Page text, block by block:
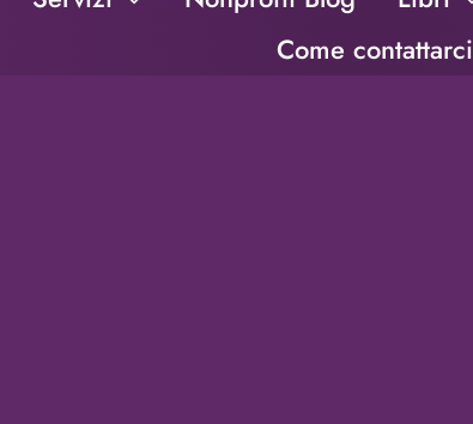
Come contattarci